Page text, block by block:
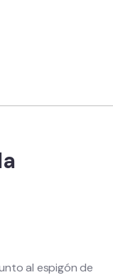
al espigón de